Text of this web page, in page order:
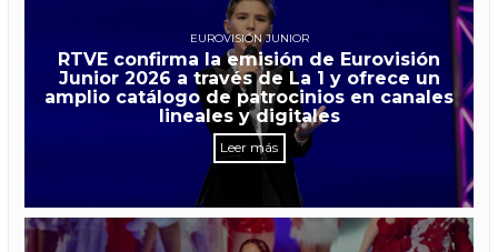
EUROVISIÓN JUNIOR
RTVE confirma la emisión de Eurovisión
Junior 2026 a través de La 1 y ofrece un
amplio catálogo de patrocinios en canales
lineales y digitales
Leer más